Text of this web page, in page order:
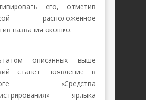
его, отметив
расположенное
названия окошко.
описанных выше
станет появление в
«Средства
ярлыка